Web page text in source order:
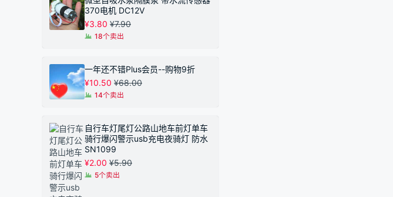
370电机 DC12V
¥3.80 ¥7.90
18个卖出
一年还不错Plus会员--购物9折
¥10.50 ¥68.00
14个卖出
自行车灯尾灯公路山地车前灯单车
骑行爆闪警示usb充电夜骑灯 防水
SN1099
¥2.00 ¥5.90
5个卖出